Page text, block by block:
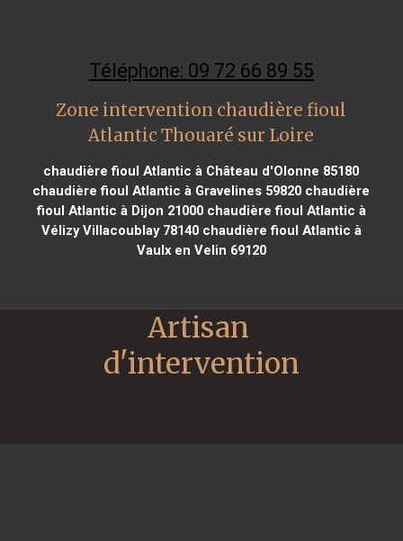
Téléphone: 09 72 66 89 55
Zone intervention chaudière fioul
Atlantic Thouaré sur Loire
chaudière fioul Atlantic à Château d'Olonne 85180
chaudière fioul Atlantic à Gravelines 59820 chaudière
fioul Atlantic à Dijon 21000chaudière fioul Atlantic à
Vélizy Villacoublay 78140chaudière fioul Atlantic à
Vaulx en Velin 69120
Artisan
d'intervention